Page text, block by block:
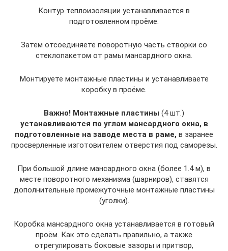
Контур теплоизоляции устанавливается в
подготовленном проёме.
Затем отсоединяете поворотную часть створки со
стеклопакетом от рамы мансардного окна.
Монтируете монтажные пластины и устанавливаете
коробку в проёме.
Важно! Монтажные пластины (4 шт.)
устанавливаются по углам мансардного окна, в
подготовленные на заводе места в раме, в заранее
просверленные изготовителем отверстия под саморезы.
При большой длине мансардного окна (более 1.4 м), в
месте поворотного механизма (шарниров), ставятся
дополнительные промежуточные монтажные пластины
(уголки).
Коробка мансардного окна устанавливается в готовый
проём. Как это сделать правильно, а также
отрегулировать боковые зазоры и притвор,